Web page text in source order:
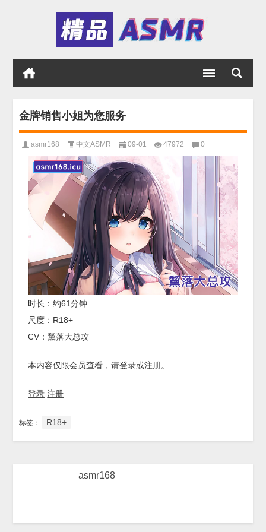
金牌销售小姐为您服务
asmr168 中文ASMR 09-01 47972 0
时长：约61分钟
尺度：R18+
CV：黧落大总攻
本内容仅限会员查看，请登录或注册。
登录 注册
标签： R18+
asmr168